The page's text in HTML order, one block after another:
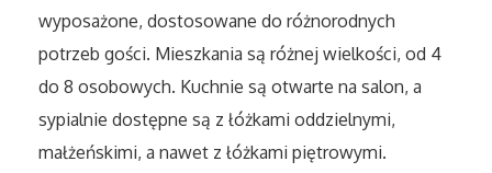
Elektronika, RTV, AGD
Art. Dla Zwierząt
Ogród, Rośliny
wyposażone, dostosowane do różnorodnych
potrzeb gości. Mieszkania są różnej wielkości, od 4
do 8 osobowych. Kuchnie są otwarte na salon, a
sypialnie dostępne są z łóżkami oddzielnymi,
małżeńskimi, a nawet z łóżkami piętrowymi.